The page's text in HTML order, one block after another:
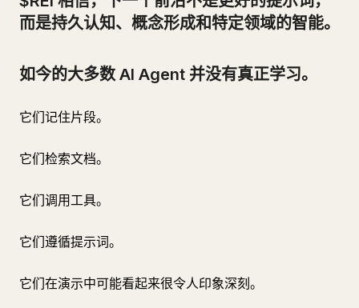
而是持久认知、概念形成和特定领域的智能。
如今的大多数 AI Agent 并没有真正学习。
它们记住片段。
它们检索文档。
它们调用工具。
它们遵循提示词。
它们在演示中可能看起来很令人印象深刻。